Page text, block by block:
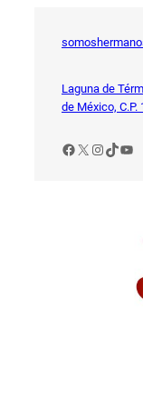
Laguna de
de México, C.P.
Facebook
X TikTok